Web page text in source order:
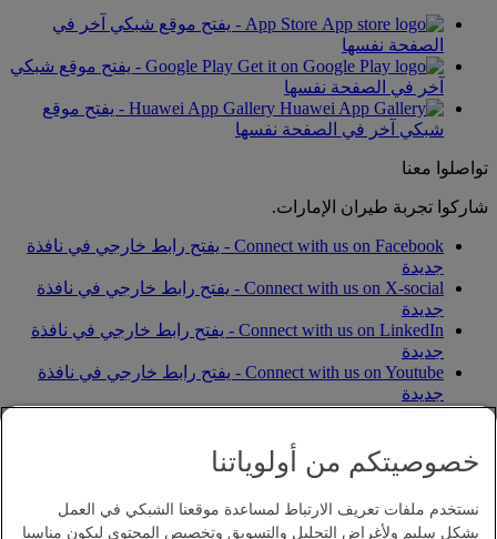
App Store - يفتح موقع شبكي آخر في
الصفحة نفسها
Google Play - يفتح موقع شبكي
آخر في الصفحة نفسها
Huawei App Gallery - يفتح موقع
شبكي آخر في الصفحة نفسها
تواصلوا معنا
شاركوا تجربة طيران الإمارات.
Connect with us on Facebook - يفتح رابط خارجي في نافذة
جديدة
Connect with us on X-social - يفتح رابط خارجي في نافذة
جديدة
Connect with us on LinkedIn - يفتح رابط خارجي في نافذة
جديدة
Connect with us on Youtube - يفتح رابط خارجي في نافذة
جديدة
Connect with us on Instagram - يفتح رابط خارجي في نافذة
Connect with us on Snapchat - يفتح رابط خارجي في نافذة
جديدة
Connect with us on Tiktok - يفتح رابط خارجي في نافذة
جديدة
خصوصيتكم من أولوياتنا
نستخدم ملفات تعريف الارتباط لمساعدة موقعنا الشبكي في العمل
بشكل سليم ولأغراض التحليل والتسويق وتخصيص المحتوى ليكون مناسبا